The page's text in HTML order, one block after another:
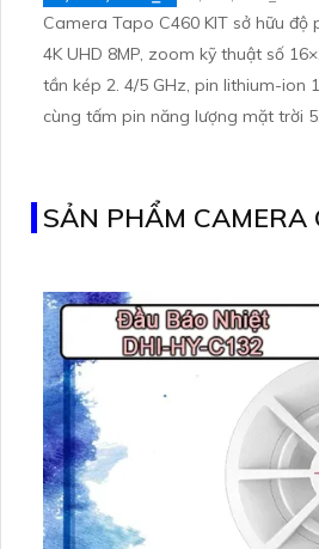
Camera Tapo C460 KIT sở hữu độ
4K UHD 8MP, zoom kỹ thuật số
tần kép 2. 4/5 GHz, pin lithium-ion
cùng tấm pin năng lượng mặt trời
SẢN PHẨM CAMERA